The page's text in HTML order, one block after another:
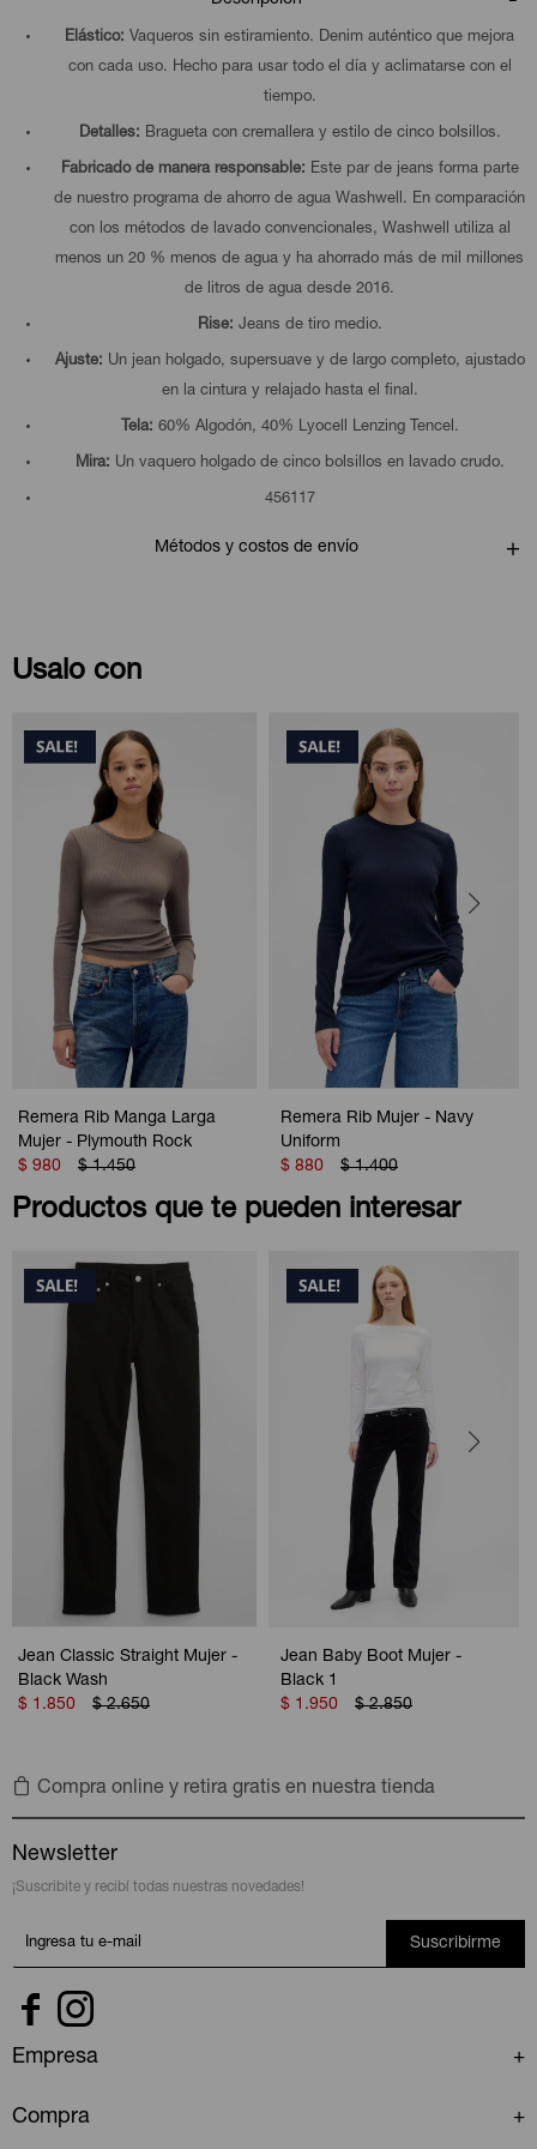
Elástico: Vaqueros sin estiramiento. Denim auténtico que mejora
con cada uso. Hecho para usar todo el día y aclimatarse con el
tiempo.
Detalles: Bragueta con cremallera y estilo de cinco bolsillos.
Fabricado de manera responsable: Este par de jeans forma parte
de nuestro programa de ahorro de agua Washwell. En comparación
con los métodos de lavado convencionales, Washwell utiliza al
menos un 20 % menos de agua y ha ahorrado más de mil millones
de litros de agua desde 2016.
Rise: Jeans de tiro medio.
Ajuste: Un jean holgado, supersuave y de largo completo, ajustado
en la cintura y relajado hasta el final.
Tela: 60% Algodón, 40% Lyocell Lenzing Tencel.
Mira: Un vaquero holgado de cinco bolsillos en lavado crudo.
456117
Métodos y costos de envío
Usalo con
Remera Rib Manga Larga
Mujer - Plymouth Rock
$ 980 $ 1.450
Remera Rib Mujer - Navy
Uniform
$ 880 $ 1.400
Productos que te pueden interesar
Jean Classic Straight Mujer -
Black Wash
$ 1.850 $ 2.650
Jean Baby Boot Mujer -
Black 1
$ 1.950 $ 2.850
Compra online y retira gratis en nuestra tienda
Newsletter
¡Suscribite y recibí todas nuestras novedades!
Suscribirme
 
Empresa
Compra